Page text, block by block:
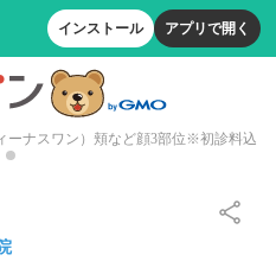
インストール アプリで開く
ーナスワン）頬など顔3部位※初診料込